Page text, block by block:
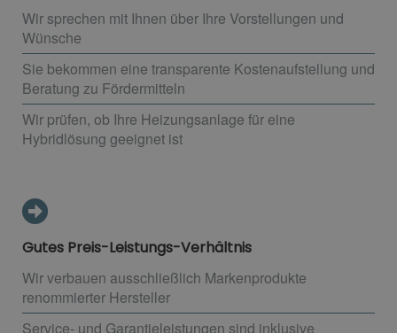
Wir sprechen mit Ihnen über Ihre Vorstellungen und
Wünsche
Sie bekommen eine transparente Kostenaufstellung und
Beratung zu Fördermitteln
Wir prüfen, ob Ihre Heizungsanlage für eine
Hybridlösung geeignet ist
Gutes Preis-Leistungs-Verhältnis
Wir verbauen ausschließlich Markenprodukte
renommierter Hersteller
Service- und Garantieleistungen sind inklusive